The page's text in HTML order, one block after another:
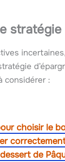
stratégie
considérer :
choisir le
de